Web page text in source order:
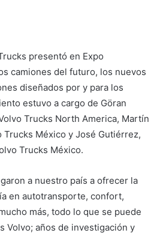
presentó en Expo
camiones del futuro, los nuevos
diseñados por y para los
estuvo a cargo de Göran
Trucks North America, Martín
Trucks México y José Gutiérrez,
Trucks México.
a nuestro país a ofrecer la
en autotransporte, confort,
más, todo lo que se puede
Volvo; años de investigación y